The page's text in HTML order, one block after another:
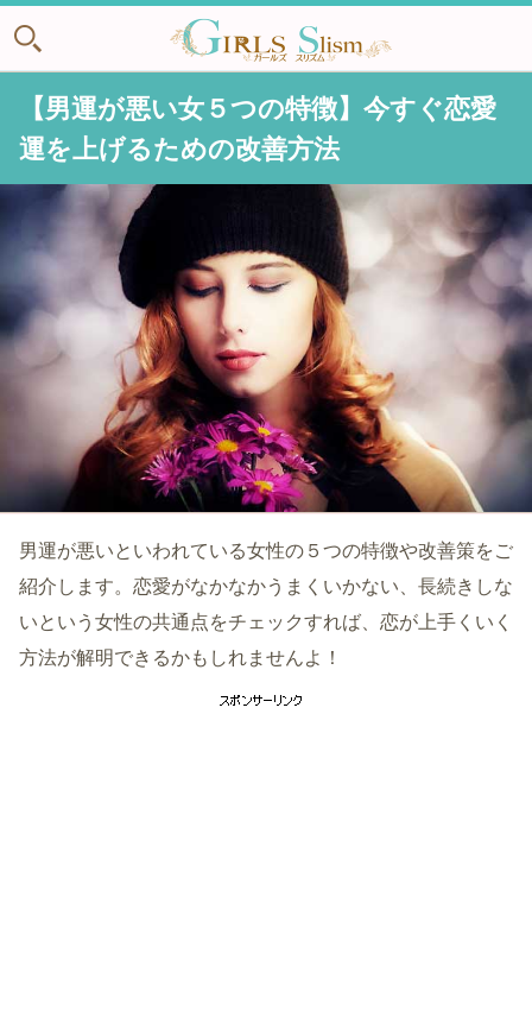
【男運が悪い女５つの特徴】今すぐ恋愛
運を上げるための改善方法
男運が悪いといわれている女性の５つの特徴や改善策をご
紹介します。恋愛がなかなかうまくいかない、長続きしな
いという女性の共通点をチェックすれば、恋が上手くいく
方法が解明できるかもしれませんよ！